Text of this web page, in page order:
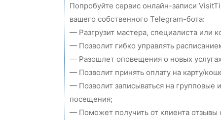
Попробуйте сервис онлайн-записи
вашего собственного Telegram-бота:
— Разгрузит мастера, специалиста или
— Позволит гибко управлять
— Разошлет оповещения о новых
— Позволит принять оплату на карту/
— Позволит записываться на групповые
посещения;
— Поможет получить от клиента отзывы